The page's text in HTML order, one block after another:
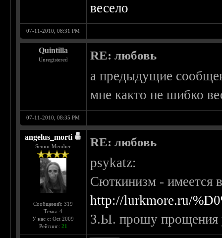
весело
07-11-2010, 08:31 PM
Quintilla
Unregistered RE: любовь
а предыдущие
мне както не шибко
07-11-2010, 08:35 PM
angelus_morti
Senior Member
Сообщений: 319
Темы: 4
У нас с: Oct 2009
Рейтинг: 21
RE: любовь
psykatz:
Сюткинизм - имеется
http://lurkmore.ru/
З.Ы. прошу прощения